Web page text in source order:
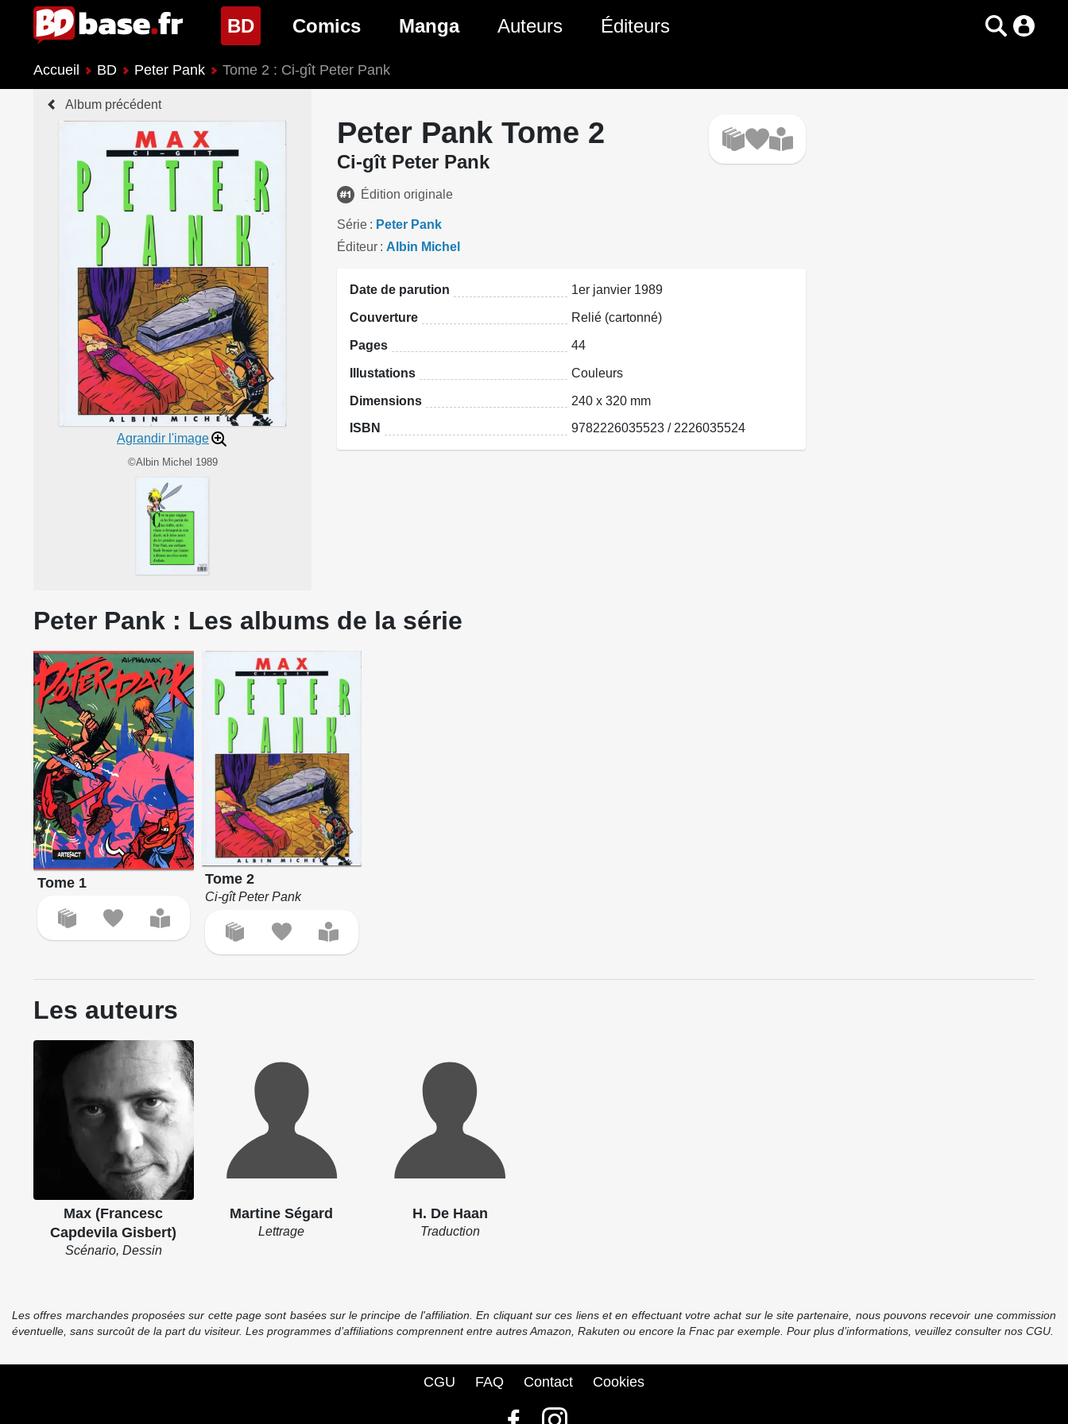
BD(page courante)
Nouveautés BD
Genres BD
Comics
Nouveautés Comics
Genres Comics
Manga
Genres Manga
Auteurs Éditeurs
Accueil BD Peter Pank Tome 2 : Ci-gît Peter Pank
Album précédent
Agrandir l'image
©Albin Michel 1989
Peter Pank Tome 2
Ci-gît Peter Pank
Édition originale
Série
Peter Pank
Éditeur
Albin Michel
Date de parution 1er janvier 1989
Couverture Relié (cartonné)
Pages 44
Illustations Couleurs
Dimensions 240 x 320 mm
ISBN 9782226035523 / 2226035524
Peter Pank : Les albums de la série
Tome 1 Tome 2
Ci-gît Peter Pank
Les auteurs
Max (Francesc
Capdevila Gisbert)
Scénario, Dessin
Martine Ségard
Lettrage
H. De Haan
Traduction
Les offres marchandes proposées sur cette page sont basées sur le principe de l'affiliation. En cliquant sur ces liens et en effectuant votre achat sur le site partenaire, nous pouvons recevoir une commission
éventuelle, sans surcoût de la part du visiteur. Les programmes d’affiliations comprennent entre autres Amazon, Rakuten ou encore la Fnac par exemple. Pour plus d’informations, veuillez consulter nos CGU.
CGU FAQ Contact Cookies